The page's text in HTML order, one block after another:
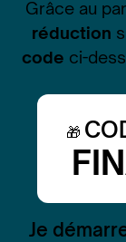
Grâce au
réduction
code ci-
🎁
Je